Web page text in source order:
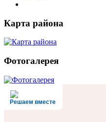
Карта района
Фотогалерея
Решаем вместе